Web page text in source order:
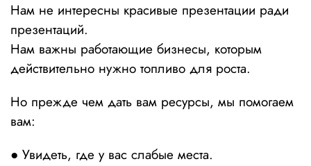
Нам не интересны красивые презентации ради
презентаций.
Нам важны работающие бизнесы, которым
действительно нужно топливо для роста.
Но прежде чем дать вам ресурсы, мы помогаем
вам:
● Увидеть, где у вас слабые места.